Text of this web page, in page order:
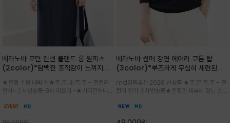
베라노바 모던 린넨 블랜드 롱 원피스
(2color)*담백한 조직감이 느껴지는
롱 원피스
★한정 수량 대박 찬★주.문.대.폭.주 - 전컬러
인기~ 순차발송중~3차 리오더 ~★가디건이나
도 손색이 없고,리조트룩까지 만능/답답하지 않
베라노바 썸머 강연 에어리 코튼 탑
(3color)*루즈하게 무심히 세련된핏/
품은 시원함: 우수한 통기성
md강력추천 2026 신상품 ★주.문.폭.주 - 전
컬러 인기 순차발송중★한정판 피부에 닿는 순간
한 터치감~★여름에 오히려 이런티을 입으셔야